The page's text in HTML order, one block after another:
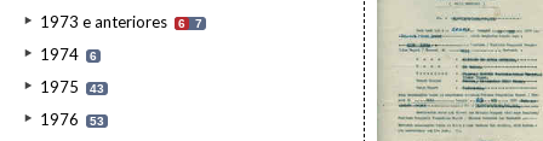
1973 e anteriores 6 7
1974 6
1975 43
1976 53